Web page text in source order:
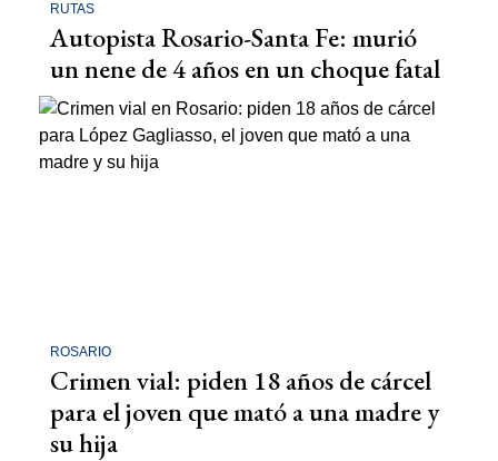
RUTAS
Autopista Rosario-Santa Fe: murió
un nene de 4 años en un choque fatal
ROSARIO
Crimen vial: piden 18 años de cárcel
para el joven que mató a una madre y
su hija